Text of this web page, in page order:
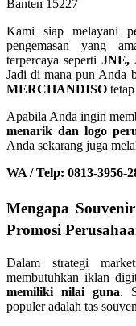
Banten 15227
Kami siap melayani
pengemasan yang
terpercaya seperti JNE,
Jadi di mana pun Anda
MERCHANDISO
Apabila Anda ingin
menarik dan logo
Anda sekarang juga
WA / Telp: 0813-3956-
Mengapa
Promosi
Dalam strategi
membutuhkan iklan
memiliki nilai guna.
populer adalah tas